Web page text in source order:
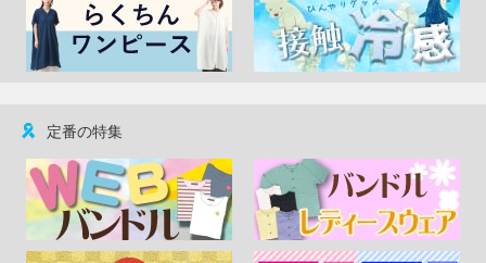
定番の特集